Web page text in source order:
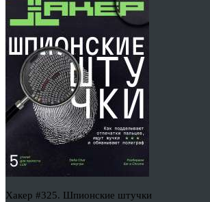
Хакер #325. Шпионские штучки